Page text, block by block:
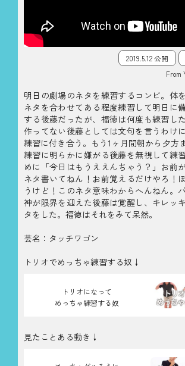
2019.5.12 公開
From
明日の劇場のネタを練習するコンビ。体
ネタを合わせてある程度練習して明日に
する後藤だったが、福徳は何度も練習し
作ってない後藤としては文句を言うわけ
練習に付き合う。もう1ヶ月間朝から夕方
練習に明らかに嫌がる後藤を無視して練
めに「今日はもうええんちゃう？」お前
ネタ書いてねん！お前覚えるだけやろ！
うけど！このネタ意味わからへんねん。
神が限界を迎えた後藤は覚醒し、キレッ
タをした。福徳はそれをみて呆然。
芸名：タッチワゴン
トリオでめっちゃ練習する奴↓
トリオになって
めっちゃ練習する奴
見たことある動き↓